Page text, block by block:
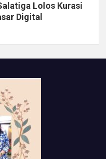
Lolos Kurasi
Digital